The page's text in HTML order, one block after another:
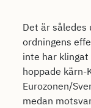
Det är
ordningens
inte har klingat
hoppade kärn-
Eurozonen/
medan